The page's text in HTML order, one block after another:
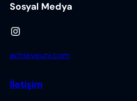
Sosyal Medya
Instagram
achieveuni.com
İletişim